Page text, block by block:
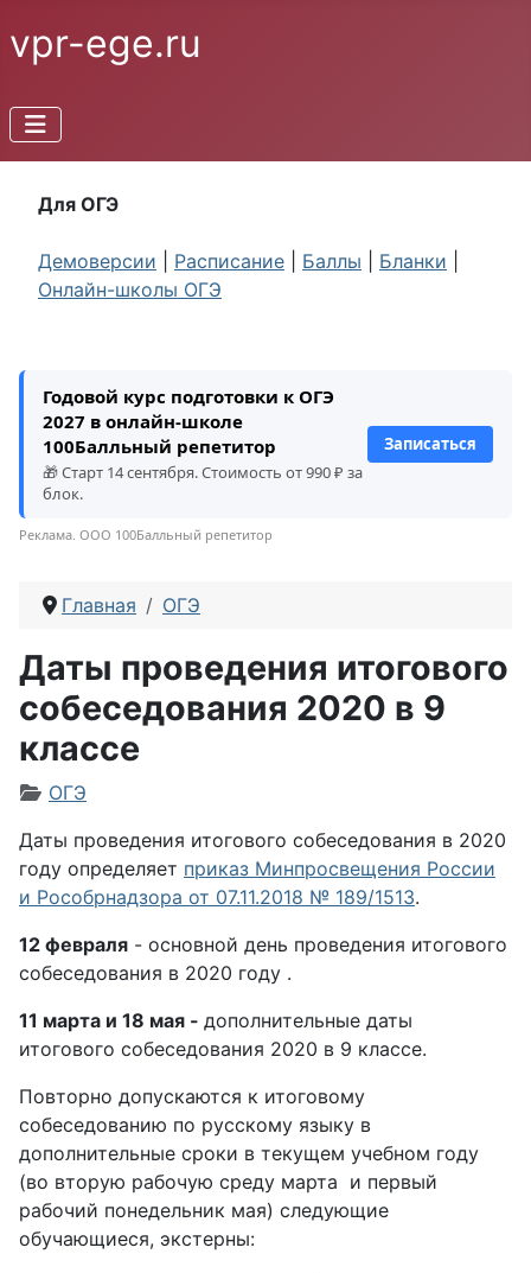
vpr-ege.ru
Для ОГЭ
Демоверсии Расписание Баллы Бланки
Онлайн-школы ОГЭ
Годовой курс подготовки к ОГЭ
2027 в онлайн-школе
100Балльный репетитор
🎁 Старт 14 сентября. Стоимость от 990 ₽ за
блок.
Записаться
Реклама. ООО 100Балльный репетитор
Главная ОГЭ
Даты проведения итогового
собеседования 2020 в 9
классе
Информация о материале
ОГЭ
Даты проведения итогового собеседования в 2020
году определяет приказ Минпросвещения России
и Рособрнадзора от 07.11.2018 № 189/1513.
12 февраля - основной день проведения итогового
собеседования в 2020 году .
11 марта и 18 мая - дополнительные даты
итогового собеседования 2020 в 9 классе.
Повторно допускаются к итоговому
собеседованию по русскому языку в
дополнительные сроки в текущем учебном году
(во вторую рабочую среду марта и первый
рабочий понедельник мая) следующие
обучающиеся, экстерны: